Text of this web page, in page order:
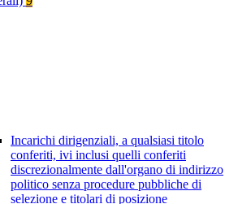
Incarichi dirigenziali, a qualsiasi titolo
conferiti, ivi inclusi quelli conferiti
discrezionalmente dall'organo di indirizzo
politico senza procedure pubbliche di
selezione e titolari di posizione